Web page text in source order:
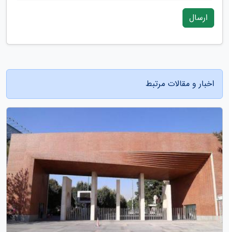
ارسال
اخبار و مقالات مرتبط